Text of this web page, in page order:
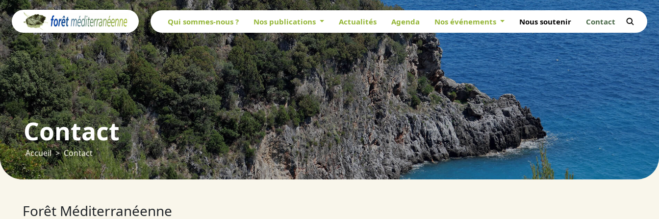
Qui sommes-nous ? Nos publications Actualités Agenda Nos événements Nous soutenir Contact
Contact
Accueil Contact
Forêt Méditerranéenne
Panneau de gestion des cookies